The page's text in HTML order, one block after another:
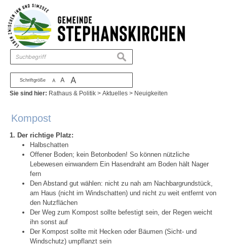
Zum Inhalt ,zur Navigation
Schriftgröße A A A
suchen
Sie sind hier: Rathaus & Politik >Aktuelles > Neuigkeiten
Kompost
1. Der richtige Platz:
Halbschatten
Offener Boden; kein Betonboden! So können nützliche
Lebewesen einwandern Ein Hasendraht am Boden hält Nager
fern
Den Abstand gut wählen: nicht zu nah am Nachbargrundstück,
am Haus (nicht im Windschatten) und nicht zu weit entfernt von
den Nutzflächen
Der Weg zum Kompost sollte befestigt sein, der Regen weicht
ihn sonst auf
Der Kompost sollte mit Hecken oder Bäumen (Sicht- und
Windschutz) umpflanzt sein